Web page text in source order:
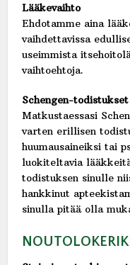
Lääkevaihto
Ehdotamme aina
vaihdettavissa
useimmista
vaihtoehtoja.
Schengen-todistukset
Matkustaessasi
varten erillisen
huumausaineiksi tai
luokiteltavia
todistuksen sinulle
hankkinut
sinulla pitää olla